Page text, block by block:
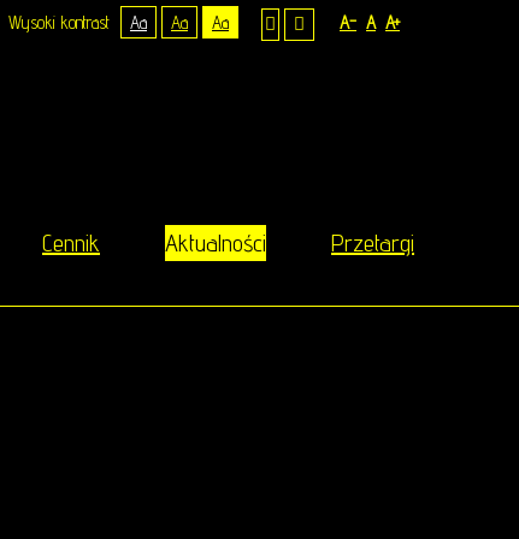
Wysoki kontrast Aa Aa Aa A- A A+
Cennik Aktualności Przetargi